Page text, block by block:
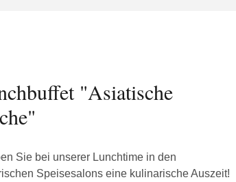
"Asiatische
Sie bei unserer Lunchtime in den
Speisesalons eine kulinarische Auszeit!